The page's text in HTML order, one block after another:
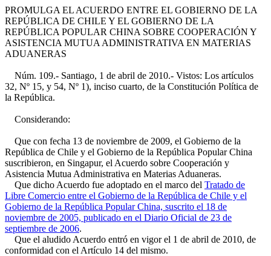
PROMULGA EL ACUERDO ENTRE EL GOBIERNO DE LA
REPÚBLICA DE CHILE Y EL GOBIERNO DE LA
REPÚBLICA POPULAR CHINA SOBRE COOPERACIÓN Y
ASISTENCIA MUTUA ADMINISTRATIVA EN MATERIAS
ADUANERAS
Núm. 109.- Santiago, 1 de abril de 2010.- Vistos: Los artículos
32, Nº 15, y 54, Nº 1), inciso cuarto, de la Constitución Política de
la República.
Considerando:
Que con fecha 13 de noviembre de 2009, el Gobierno de la
República de Chile y el Gobierno de la República Popular China
suscribieron, en Singapur, el Acuerdo sobre Cooperación y
Asistencia Mutua Administrativa en Materias Aduaneras.
Que dicho Acuerdo fue adoptado en el marco del Tratado de
Libre Comercio entre el Gobierno de la República de Chile y el
Gobierno de la República Popular China, suscrito el 18 de
noviembre de 2005, publicado en el Diario Oficial de 23 de
septiembre de 2006.
Que el aludido Acuerdo entró en vigor el 1 de abril de 2010, de
conformidad con el Artículo 14 del mismo.